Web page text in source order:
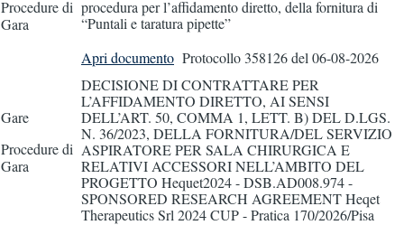
Procedure di
Gara
procedura per l’affidamento diretto, della fornitura di
“Puntali e taratura pipette”
Gare
Procedure di
Gara
Apri documento Protocollo 358126del 06-08-2026
DECISIONE DI CONTRATTARE PER
L’AFFIDAMENTO DIRETTO, AI SENSI
DELL’ART. 50, COMMA 1, LETT. B) DEL D.LGS.
N. 36/2023, DELLA FORNITURA/DEL SERVIZIO
ASPIRATORE PER SALA CHIRURGICA E
RELATIVI ACCESSORI NELL’AMBITO DEL
PROGETTO Hequet2024 - DSB.AD008.974 -
SPONSORED RESEARCH AGREEMENT Heqet
Therapeutics Srl 2024 CUP - Pratica 170/2026/Pisa